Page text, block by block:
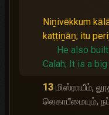
Niṉivēkkum
kaṭṭiṉāṉ; itu
He also
Calah; It is a big
13 மிஸ்ராயீம்,
லெகாபீமையும்,